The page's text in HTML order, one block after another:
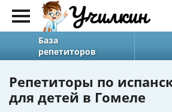
База
репетиторов
Репетиторы по
для детей в Гомеле